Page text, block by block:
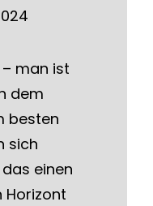
man ist
dem
besten
sich
einen
Horizont